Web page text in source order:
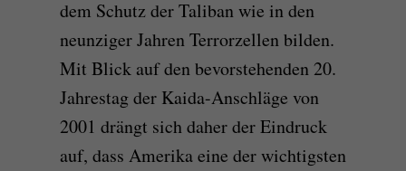
dem Schutz der Taliban wie in den
neunziger Jahren Terrorzellen bilden.
Mit Blick auf den bevorstehenden 20.
Jahrestag der Kaida-Anschläge von
2001 drängt sich daher der Eindruck
auf, dass Amerika eine der wichtigsten